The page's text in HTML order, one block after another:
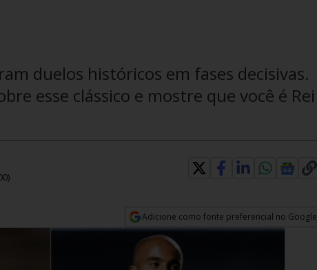
duelos históricos em fases decisivas.
esse clássico e mostre que você é Rei
)
Adicione como fonte preferencial no Google
Opens in new window